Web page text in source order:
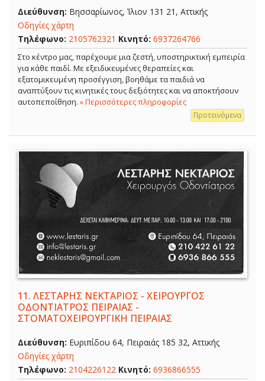
Διεύθυνση: Βησσαρίωνος, Ίλιον 131 21, Αττικής
Οδηγίες χάρτη
Τηλέφωνο: 2105762321 Κινητό: 6937264766
Στο κέντρο μας, παρέχουμε μια ζεστή, υποστηρικτική εμπειρία
για κάθε παιδί. Με εξειδικευμένες θεραπείες και
εξατομικευμένη προσέγγιση, βοηθάμε τα παιδιά να
αναπτύξουν τις κινητικές τους δεξιότητες και να αποκτήσουν
αυτοπεποίθηση. » Περισσότερες πληροφορίες
Προτεινόμενα
11. ΛΕΣΤΑΡΗΣ ΝΕΚΤΑΡΙΟΣ - ΧΕΙΡΟΥΡΓΟΣ
ΟΔΟΝΤΙΑΤΡΟΣ ΠΕΙΡΑΙΑΣ -
ΣΤΟΜΑΤΟΧΕΙΡΟΥΡΓΙΚΗ ΠΕΙΡΑΙΑΣ
Διεύθυνση: Ευριπίδου 64, Πειραιάς 185 32, Αττικής
Οδηγίες χάρτη
Τηλέφωνο: 2104226122 Κινητό: 6936866555